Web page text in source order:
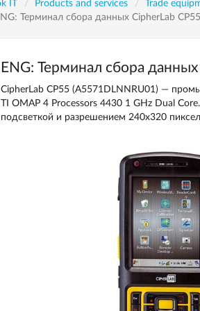
IT Products and services Trade
Терминал сбора данных CipherLab CP55
ENG: Терминал сбора
CipherLab CP55 (A5571DLNNRU01) —
TI OMAP 4 Processors 4430 1 GHz Dual
подсветкой и разрешением 240х320